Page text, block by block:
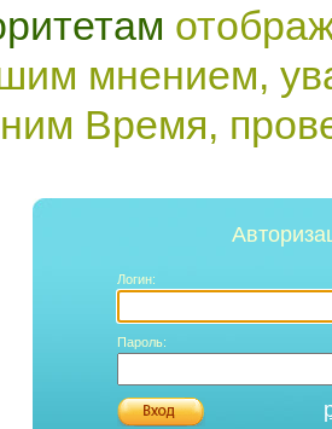
мнением,
Время,
Логин:
Пароль: